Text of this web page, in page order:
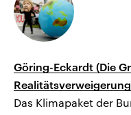
Göring-Eckardt (Die
Das Klimapaket der